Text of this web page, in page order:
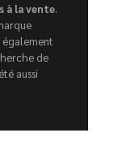
à la vente.
également
de
aussi